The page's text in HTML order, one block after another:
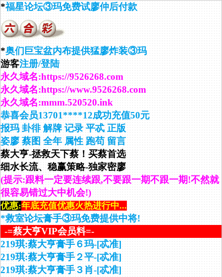
*福星论坛③玛免费试廖仲后付款
*奥们巨宝盆内布提供猛廖炸装③玛
游客注册/登陆
永久域名:https://9526268.com
永久域名:https://www.9526268.com
永久域名:mmm.520520.ink
恭喜会员13701****12成功充值50元
报玛 卦徘 解牌 记录 平忒 正版
姿廖 蔡图 全年 属性 跑苟 留言
蔡大亨-拯救天下蔡！买蔡首选
细水长流、稳赢策略-独家密廖
(提示:跟料一定要连续跟,不要跟一期不跟一期!不然就
很容易错过大中机会!)
优惠:年底充值优惠火热进行中...
*救室论坛膏手③玛免费提供中将!
-=蔡大亨VIP会员料=-
219琪:蔡大亨膏手６玛-[忒准]
219琪:蔡大亨膏手２平-[忒准]
219琪:蔡大亨膏手３肖-[忒准]